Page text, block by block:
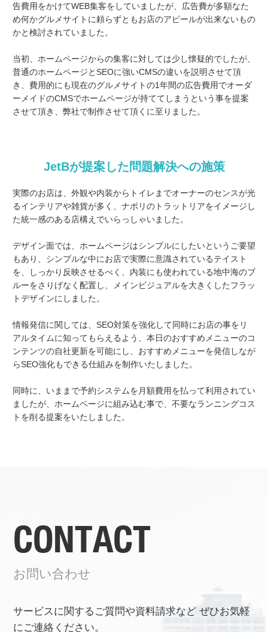
告費用をかけてWEB集客をしていましたが、広告費が多額なた
め何かグルメサイトに頼らずともお店のアピールが出来ないもの
かと検討されていました。
当初、ホームページからの集客に対しては少し懐疑的でしたが、
普通のホームページとSEOに強いCMSの違いを説明させて頂
き、費用的にも現在のグルメサイトの1年間の広告費用でオーダ
ーメイドのCMSでホームページが持ててしまうという事を提案
させて頂き、弊社で制作させて頂くに至りました。
JetBが提案した問題解決への施策
実際のお店は、外観や内装からトイレまでオーナーのセンスが光
るインテリアや雑貨が多く、ナポリのトラットリアをイメージし
た統一感のある店構えでいらっしゃいました。
デザイン面では、ホームページはシンプルにしたいというご要望
もあり、シンプルな中にお店で実際に意識されているテイスト
を、しっかり反映させるべく、内装にも使われている地中海のブ
ルーをさりげなく配置し、メインビジュアルを大きくしたフラッ
トデザインにしました。
情報発信に関しては、SEO対策を強化して同時にお店の事をリ
アルタイムに知ってもらえるよう、本日のおすすめメニューのコ
ンテンツの自社更新を可能にし、おすすめメニューを発信しなが
らSEO強化もできる仕組みを制作いたしました。
同時に、いままで予約システムを月額費用を払って利用されてい
ましたが、ホームページに組み込む事で、不要なランニングコス
トを削る提案をいたしました。
CONTACT
お問い合わせ
サービスに関するご質問や資料請求などぜひお気軽
にご連絡ください。